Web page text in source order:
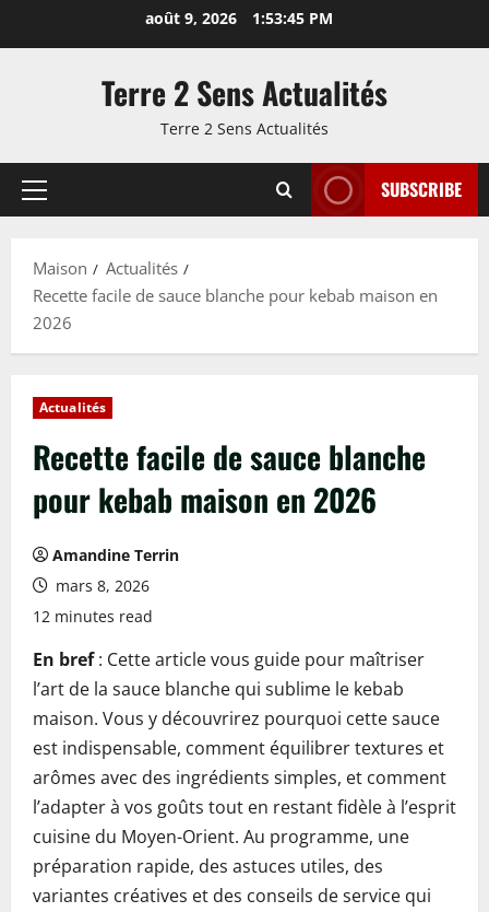
au
août 9, 2026 1:53:46 PM
Terre 2 Sens Actualités
Terre 2 Sens Actualités
Menu
SUBSCRIBE
Maison
Actualités
Recette facile de sauce blanche pour kebab maison en
2026
Actualités
Recette facile de sauce blanche
pour kebab maison en 2026
Amandine Terrin
mars 8, 2026
12 minutes read
En bref: Cette article vous guide pour maîtriser
l’art de la sauce blanche qui sublime le kebab
maison. Vous y découvrirez pourquoi cette sauce
est indispensable, comment équilibrer textures et
arômes avec des ingrédients simples, et comment
l’adapter à vos goûts tout en restant fidèle à l’esprit
cuisine du Moyen-Orient. Au programme, une
préparation rapide, des astuces utiles, des
variantes créatives et des conseils de service qui